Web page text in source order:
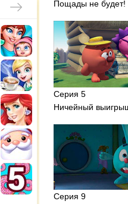
Пощады не будет!
Серия 5
Ничейный
Серия 9